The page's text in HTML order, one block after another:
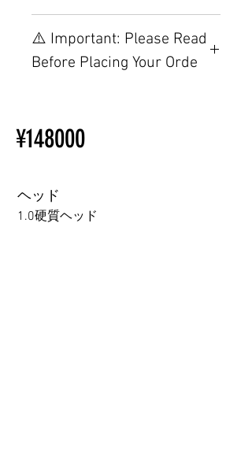
置制限について
その他の配置はTPEに関連し
ラブドール購入前に知ってお
⚠️ Important: Please Read
Before Placing Your Orde
Ordering
Other configurations are related
following webpage.
Beginner’s Purchase Guide
¥148000
ヘッド
1.0硬質ヘッド